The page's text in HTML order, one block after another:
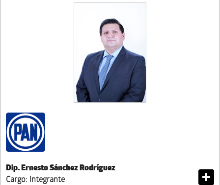
Dip. Ernesto Sánchez Rodríguez
Cargo: Integrante